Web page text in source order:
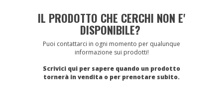
IL PRODOTTO CHE CERCHI NON E'
DISPONIBILE?
Puoi contattarci in ogni momento per qualunque
informazione sui prodotti!
Scrivici qui per sapere quando un prodotto
tornerà in vendita o per prenotare subito.